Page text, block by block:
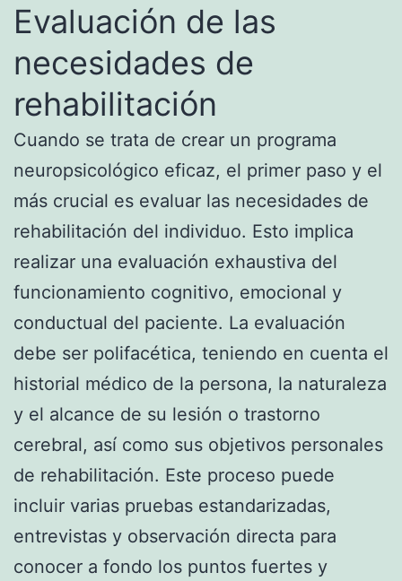
Evaluación de las
necesidades de
rehabilitación
Cuando se trata de crear un programa
neuropsicológico eficaz, el primer paso y el
más crucial es evaluar las necesidades de
rehabilitación del individuo. Esto implica
realizar una evaluación exhaustiva del
funcionamiento cognitivo, emocional y
conductual del paciente. La evaluación
debe ser polifacética, teniendo en cuenta el
historial médico de la persona, la naturaleza
y el alcance de su lesión o trastorno
cerebral, así como sus objetivos personales
de rehabilitación. Este proceso puede
incluir varias pruebas estandarizadas,
entrevistas y observación directa para
conocer a fondo los puntos fuertes y